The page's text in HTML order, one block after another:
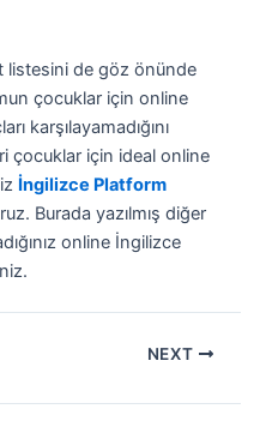
listesini de göz önünde
çocuklar için online
karşılayamadığını
çocuklar için ideal online
İngilizce Platform
Burada yazılmış diğer
online İngilizce
NEXT